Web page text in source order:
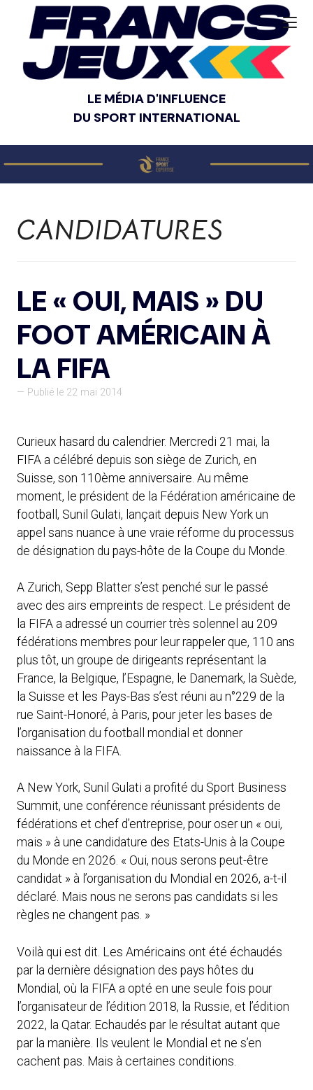
LE MÉDIA D'INFLUENCE
DU SPORT INTERNATIONAL
CANDIDATURES
LE « OUI, MAIS » DU
FOOT AMÉRICAIN À
LA FIFA
— Publié le 22 mai 2014
Curieux hasard du calendrier. Mercredi 21 mai, la
FIFA a célébré depuis son siège de Zurich, en
Suisse, son 110ème anniversaire. Au même
moment, le président de la Fédération américaine de
football, Sunil Gulati, lançait depuis New York un
appel sans nuance à une vraie réforme du processus
de désignation du pays-hôte de la Coupe du Monde.
A Zurich, Sepp Blatter s’est penché sur le passé
avec des airs empreints de respect. Le président de
la FIFA a adressé un courrier très solennel au 209
fédérations membres pour leur rappeler que, 110 ans
plus tôt, un groupe de dirigeants représentant la
France, la Belgique, l’Espagne, le Danemark, la Suède,
la Suisse et les Pays-Bas s’est réuni au n°229 de la
rue Saint-Honoré, à Paris, pour jeter les bases de
l’organisation du football mondial et donner
naissance à la FIFA.
A New York, Sunil Gulati a profité du Sport Business
Summit, une conférence réunissant présidents de
fédérations et chef d’entreprise, pour oser un « oui,
mais » à une candidature des Etats-Unis à la Coupe
du Monde en 2026. « Oui, nous serons peut-être
candidat » à l’organisation du Mondial en 2026, a-t-il
déclaré. Mais nous ne serons pas candidats si les
règles ne changent pas. »
Voilà qui est dit. Les Américains ont été échaudés
par la dernière désignation des pays hôtes du
Mondial, où la FIFA a opté en une seule fois pour
l’organisateur de l’édition 2018, la Russie, et l’édition
2022, la Qatar. Echaudés par le résultat autant que
par la manière. Ils veulent le Mondial et ne s’en
cachent pas. Mais à certaines conditions.